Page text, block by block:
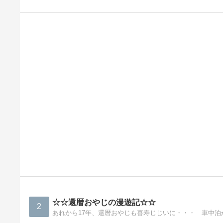
2 ☆☆還暦おやじの漫遊記☆☆
あれから17年、還暦おやじも喜寿じじいに・・・ 車中泊